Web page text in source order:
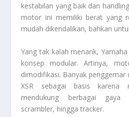
kestabilan yang baik dan
motor ini memiliki berat yang
mudah dikendalikan, bahkan
Yang tak kalah menarik,
konsep modular. Artinya,
dimodifikasi. Banyak
XSR sebagai basis karena
mendukung berbagai
scrambler, hingga tracker.